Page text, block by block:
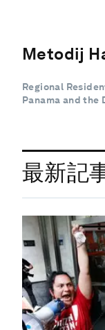
Metodij
Regional
Panama and the
最新記